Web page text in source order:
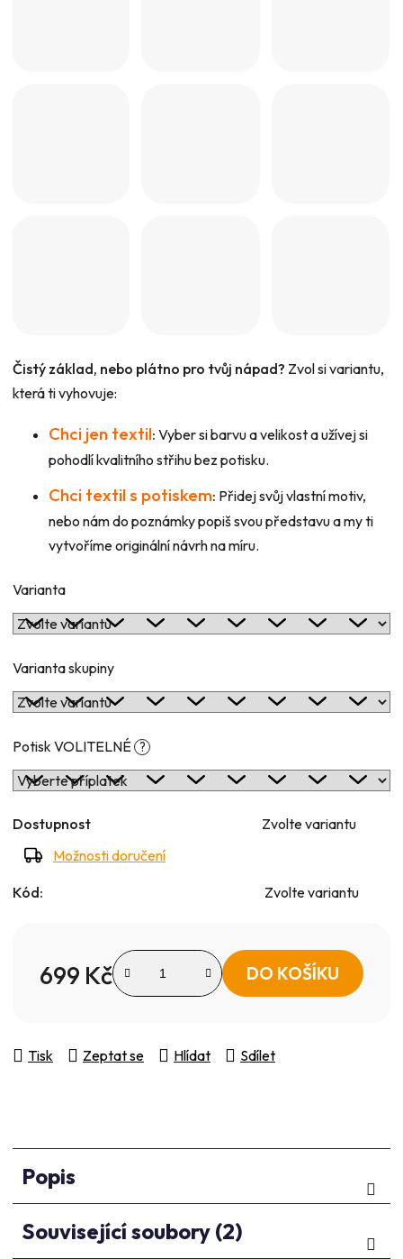
Čistý základ, nebo plátno pro tvůj nápad? Zvol si variantu,
která ti vyhovuje:
Chci jen textil: Vyber si barvu a velikost a užívej si
pohodlí kvalitního střihu bez potisku.
Chci textil s potiskem: Přidej svůj vlastní motiv,
nebo nám do poznámky popiš svou představu a my ti
vytvoříme originální návrh na míru.
Varianta
Varianta skupiny
Potisk VOLITELNÉ ?
Dostupnost
Zvolte variantu
Možnosti doručení
Kód: Zvolte variantu
699 Kč DO KOŠÍKU
Tisk Zeptat se Hlídat Sdílet
Popis
Související soubory (2)